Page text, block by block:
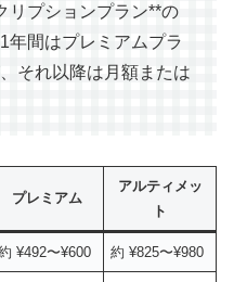
リプションプラン**の
年間はプレミアムプラ
それ以降は月額または
プレミアム
アルティメッ
ト
¥492〜¥600 約 ¥825〜¥980